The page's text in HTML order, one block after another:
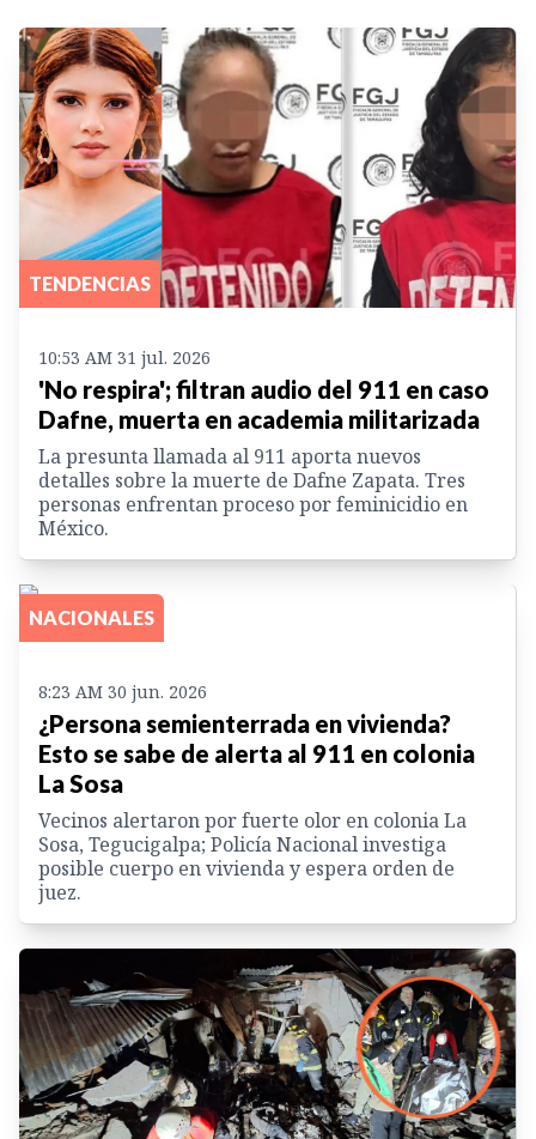
TENDENCIAS
10:53 AM 31 jul. 2026
'No respira'; filtran audio del 911 en caso
Dafne, muerta en academia militarizada
La presunta llamada al 911 aporta nuevos
detalles sobre la muerte de Dafne Zapata. Tres
personas enfrentan proceso por feminicidio en
México.
NACIONALES
8:23 AM 30 jun. 2026
¿Persona semienterrada en vivienda?
Esto se sabe de alerta al 911 en colonia
La Sosa
Vecinos alertaron por fuerte olor en colonia La
Sosa, Tegucigalpa; Policía Nacional investiga
posible cuerpo en vivienda y espera orden de
juez.